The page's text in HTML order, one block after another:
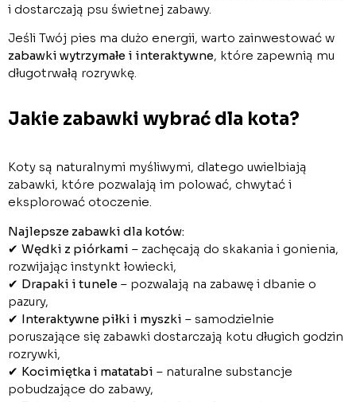
i dostarczają psu świetnej zabawy.
Jeśli Twój pies ma dużo energii, warto zainwestować w
zabawki wytrzymałe i interaktywne, które zapewnią mu
długotrwałą rozrywkę.
Jakie zabawki wybrać dla kota?
Koty są naturalnymi myśliwymi, dlatego uwielbiają
zabawki, które pozwalają im polować, chwytać i
eksplorować otoczenie.
Najlepsze zabawki dla kotów:
✔ Wędki z piórkami – zachęcają do skakania i gonienia,
rozwijając instynkt łowiecki,
✔ Drapaki i tunele – pozwalają na zabawę i dbanie o
pazury,
✔ Interaktywne piłki i myszki – samodzielnie
poruszające się zabawki dostarczają kotu długich godzin
rozrywki,
✔ Kocimiętka i matatabi – naturalne substancje
pobudzające do zabawy,